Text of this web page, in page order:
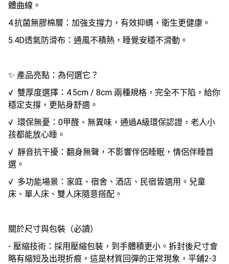
體曲線。
4.抗菌無膠棉層：加強支撐力，有效抑螨，衛生更健康。
5.4D透氣防滑布：通風不積熱，睡覺安穩不滑動。
✨ 產品亮點：為何選它？
√ 雙厚度選擇：4.5cm / 8cm 兩種規格，完全不下陷，給你
穩定支撐，更貼身舒適。
√ 環保無憂：0甲醛、無異味，通過A級環保認證，老人小
孩都能放心睡。
√ 靜音抗干擾：翻身無聲，不影響伴侶睡眠，情侶伴睡首
選。
√ 多功能場景：家庭、宿舍、酒店、民宿皆適用。兒童
床、單人床、雙人床隨意搭配。
關於尺寸與包裝（必讀）
- 壓縮技術：採用壓縮包裝，到手體積更小。拆封後尺寸會
略有縮短及出現折痕，這是材質回彈的正常現象，平鋪2-3